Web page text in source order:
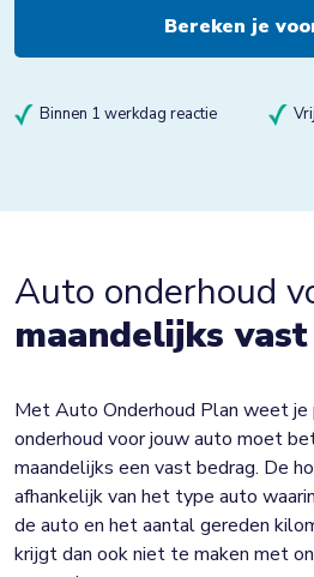
Binnen 1 werkdag reactie
Auto onderhoud
maandelijks
Met Auto Onderhoud Plan weet je
onderhoud voor jouw auto moet
maandelijks een vast bedrag. De
afhankelijk van het type auto
de auto en het aantal gereden
krijgt dan ook niet te maken met